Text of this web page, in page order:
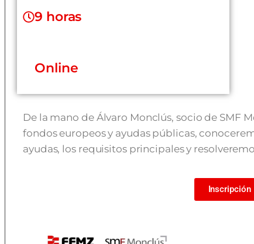
9 horas
Online
De la mano de Álvaro Monclús, socio de SMF
fondos europeos y ayudas públicas,
ayudas, los requisitos principales y
Inscripción